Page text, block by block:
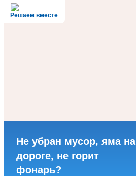
Решаем вместе
Не убран мусор, яма на
дороге, не горит
фонарь?